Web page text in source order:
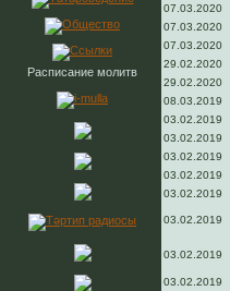
Расписание молитв
07.03.2020
07.03.2020
07.03.2020
29.02.2020
29.02.2020
08.03.2019
03.02.2019
03.02.2019
03.02.2019
03.02.2019
03.02.2019
03.02.2019
03.02.2019
03.02.2019